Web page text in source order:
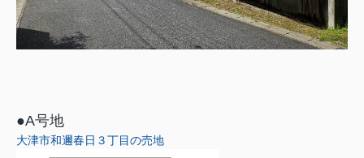
●A号地
大津市和邇春日３丁目の売地